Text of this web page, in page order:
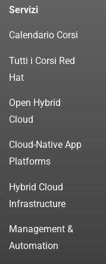
Servizi
Calendario Corsi
Tutti i Corsi Red
Hat
Open Hybrid
Cloud
Cloud-Native App
Platforms
Hybrid Cloud
Infrastructure
Management &
Automation